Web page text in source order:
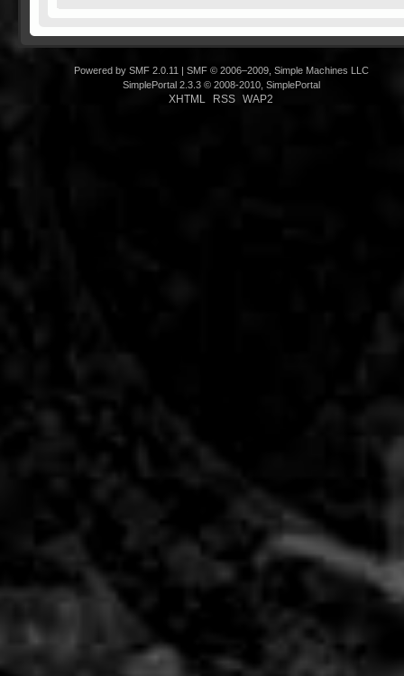
Powered by SMF 2.0.11
SMF © 2006–2009, Simple Machines LLC
SimplePortal 2.3.3 © 2008-2010, SimplePortal
XHTML RSS WAP2